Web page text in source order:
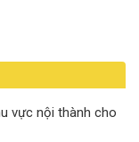
vực nội thành cho